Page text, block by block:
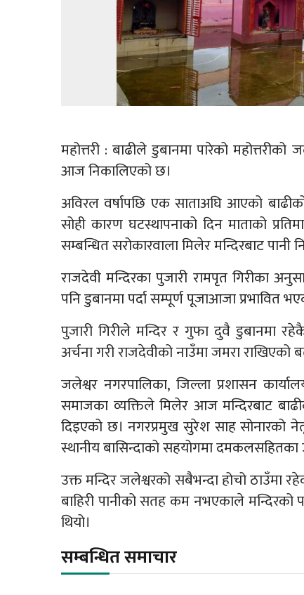
महोत्तरी : बाढीले डुबानमा पारेको
आज निकालिएको छ।
अविरल वर्षापछि एक साताअघि आएको
सोही कारण घटस्थापनाको दिन माताको
सम्बन्धित सरोकारवाला मिलेर मन्दिरबाट पानी
राजदेवी मन्दिरका पुजारी रामपृत गिरीका
पनि डुबानमा पर्दा सम्पूर्ण पूजाआजा प्रभावित
पुजारी गिरीले मन्दिर र गुफा दुवै डुबानमा
अर्चना गरी राजदेवीको नाउँमा जमरा राखिएको
जलेश्वर नगरपालिका, जिल्ला प्रशासन
समाजका व्यक्तिले मिलेर आज मन्दिरबाट
दिइएको छ। नगरप्रमुख सुरेश साह सोनारको
स्थानीय बासिन्दाको सहयोगमा
उक्त मन्दिर जलेश्वरको सबैभन्दा होचो
बाहिरी पानीको सतह कम नभएकाले
थियो।
सम्बन्धित समाचार